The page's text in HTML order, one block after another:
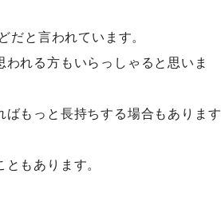
だと言われています。
れる方もいらっしゃると思いま
もっと長持ちする場合もあります
もあります。